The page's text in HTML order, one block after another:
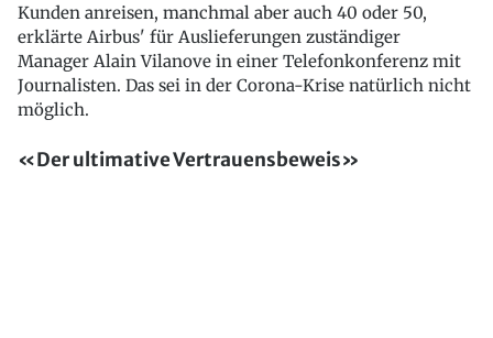
Kunden anreisen, manchmal aber auch 40 oder 50,
erklärte Airbus' für Auslieferungen zuständiger
Manager Alain Vilanove in einer Telefonkonferenz mit
Journalisten. Das sei in der Corona-Krise natürlich nicht
möglich.
«Der ultimative Vertrauensbeweis»